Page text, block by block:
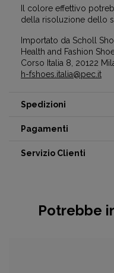
Il colore effettivo
della risoluzione dello
Importato da Scholl
Health and Fashion
Corso Italia 8, 20122
h-fshoes.italia@pec.it
Spedizioni
Pagamenti
Servizio Clienti
Potrebbe